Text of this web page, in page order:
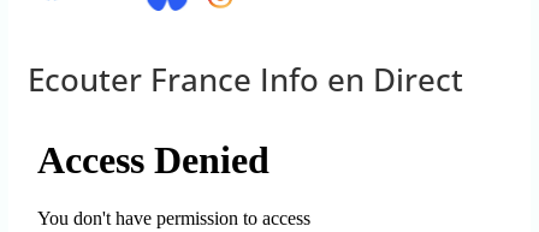
Ecouter France Info en Direct